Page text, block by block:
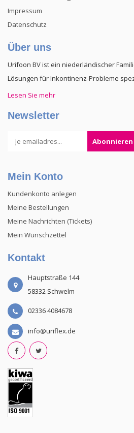
Impressum
Datenschutz
Über uns
Urifoon BV ist ein niederländischer
Lösungen für Inkontinenz-Probleme
Lesen Sie mehr
Newsletter
Mein Konto
Kundenkonto anlegen
Meine Bestellungen
Meine Nachrichten (Tickets)
Mein Wunschzettel
Kontakt
Hauptstraße 144
58332 Schwelm
02336 4084678
info@uriflex.de